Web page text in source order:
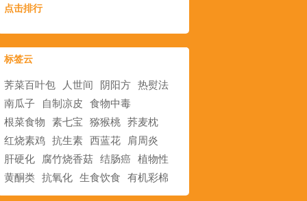
点击排行
标签云
荠菜百叶包 人世间 阴阳方 热熨法
南瓜子
自制凉皮
食物中毒
根菜食物
素七宝 猕猴桃 荞麦枕
红烧素鸡 抗生素 西蓝花
肩周炎
肝硬化
腐竹烧香菇 结肠癌 植物性
黄酮类 抗氧化 生食饮食 有机彩棉